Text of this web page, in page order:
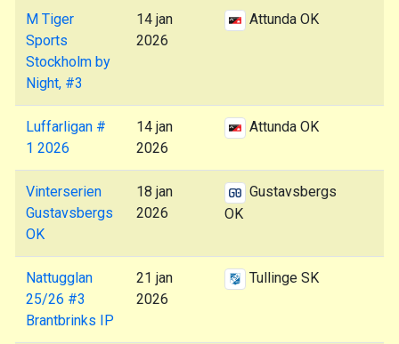
M Tiger
Sports
Stockholm by
Night, #3
14 jan
2026
Attunda OK
Luffarligan #
1 2026
14 jan
2026
Attunda OK
Vinterserien
Gustavsbergs
OK
18 jan
2026
Gustavsbergs
OK
Nattugglan
25/26 #3
Brantbrinks IP
21 jan
2026
Tullinge SK